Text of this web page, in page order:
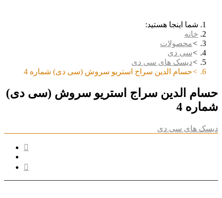
شما اینجا هستید:
خانه
محصولات
سی دی
دیسک های سی دی
حسام الدین سراج استریو سروش (سی دی) شماره 4
حسام الدین سراج استریو سروش (سی دی)
شماره 4
دیسک های سی دی